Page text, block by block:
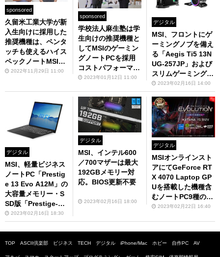
sponsored
久留米工業大学が新
入生向けに採用した
推奨機種は、ペンタ
ッチも使えるハイス
ペックノートMSI
「Summit-E13Flip
2022年11月29日 11:00
sponsored
学校法人麻生塾は学
生向けの推奨機種と
してMSIのゲーミン
グノートPCを採用
コストパフォーマン
スの高さとサポート
2023年01月12日 11:00
デジタル
MSI、フロントにゲ
ーミングノブを備え
る「Aegis Ti5 13N
UG-257JP」および
スリムゲーミングP
C「Trident AS 13T
C-453JP」2月23日
発売
2023年02月16日 14:00
デジタル
MSI、軽量ビジネス
ノートPC「Prestig
e 13 Evo A12M」の
大容量メモリー・S
SD版「Prestige-13
Evo-A12M-1601J
P」などを発表
2023年02月16日 18:30
デジタル
MSI、インテル600
／700マザーは最大
192GBメモリー対
応。BIOS更新不要
2023年02月16日 18:00
デジタル
MSIオンラインスト
アにてGeForce RT
X 4070 Laptop GP
Uを搭載した機種含
むノートPC9種の販
売を開始
2023年02月22日 16:40
TOP ASCII倶楽部 ビジネス TECH デジタル iPhone/Mac ホビー 自作PC AV